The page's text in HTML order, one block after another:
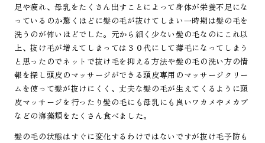
足や疲れ、母乳をたくさん出すことによって身体が栄養不足にな
っているのか驚くほどに髪の毛が抜けてしまい一時期は髪の毛を
洗うのが怖いほどでした。元から細く少ない髪の毛なのにこれ以
上、抜け毛が増えてしまっては３０代にして薄毛になってしまう
と思ったのでネットで抜け毛を抑える方法や髪の毛の洗い方の情
報を探し頭皮のマッサージができる頭皮専用のマッサージクリー
ムを使って髪が抜けにくく、丈夫な髪の毛が生えてくるように頭
皮マッサージを行ったり髪の毛にも母乳にも良いワカメやメカブ
などの海藻類をたくさん食べました。
髪の毛の状態はすぐに変化するわけではないですが抜け毛予防も